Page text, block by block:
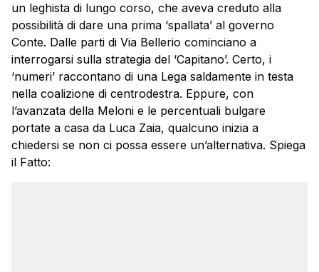
un leghista di lungo corso, che aveva creduto alla
possibilità di dare una prima ‘spallata’ al governo
Conte. Dalle parti di Via Bellerio cominciano a
interrogarsi sulla strategia del ‘Capitano’. Certo, i
‘numeri’ raccontano di una Lega saldamente in testa
nella coalizione di centrodestra. Eppure, con
l’avanzata della Meloni e le percentuali bulgare
portate a casa da Luca Zaia, qualcuno inizia a
chiedersi se non ci possa essere un’alternativa. Spiega
il Fatto: